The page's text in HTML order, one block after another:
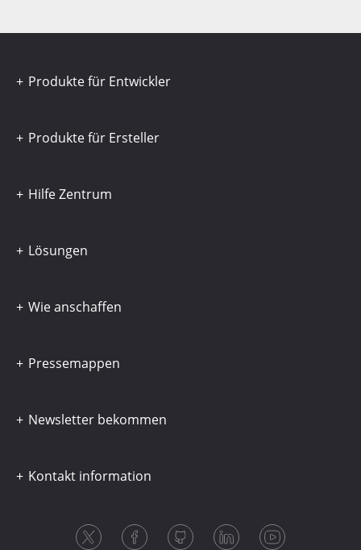
Produkte für Entwickler
Produkte für Ersteller
Hilfe Zentrum
Lösungen
Wie anschaffen
Pressemappen
Newsletter bekommen
Kontakt information